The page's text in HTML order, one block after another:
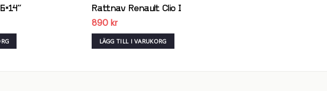
Rattnav Renault Clio I
890 kr
LÄGG TILL I VARUKORG